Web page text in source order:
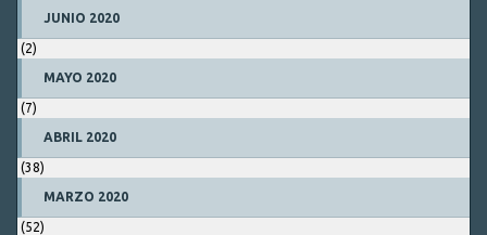
JUNIO 2020
(2)
MAYO 2020
(7)
ABRIL 2020
(38)
MARZO 2020
(52)